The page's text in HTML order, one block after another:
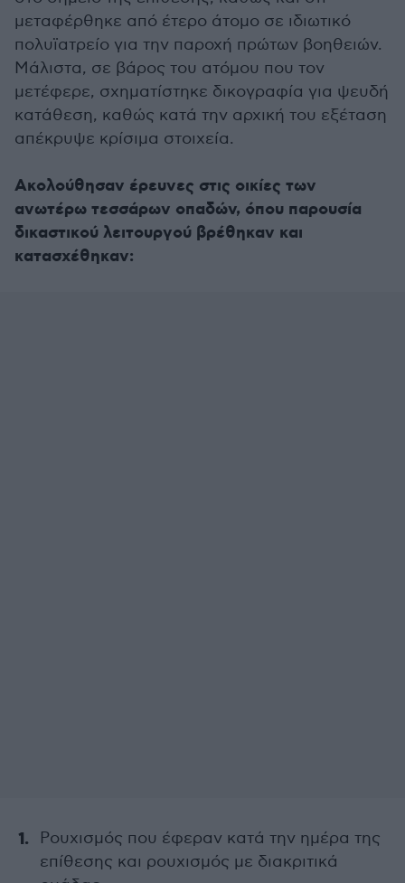
μεταφέρθηκε από έτερο άτομο σε ιδιωτικό
πολυϊατρείο για την παροχή πρώτων βοηθειών.
Μάλιστα, σε βάρος του ατόμου που τον
μετέφερε, σχηματίστηκε δικογραφία για ψευδή
κατάθεση, καθώς κατά την αρχική του εξέταση
απέκρυψε κρίσιμα στοιχεία.
Ακολούθησαν έρευνες στις οικίες των
ανωτέρω τεσσάρων οπαδών, όπου παρουσία
δικαστικού λειτουργού βρέθηκαν και
κατασχέθηκαν:
Ρουχισμός που έφεραν κατά την ημέρα της
επίθεσης και ρουχισμός με διακριτικά